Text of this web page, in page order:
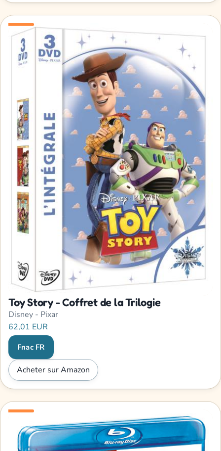
Toy Story - Coffret de la Trilogie
Disney - Pixar
62,01 EUR
Fnac FR
Acheter sur Amazon